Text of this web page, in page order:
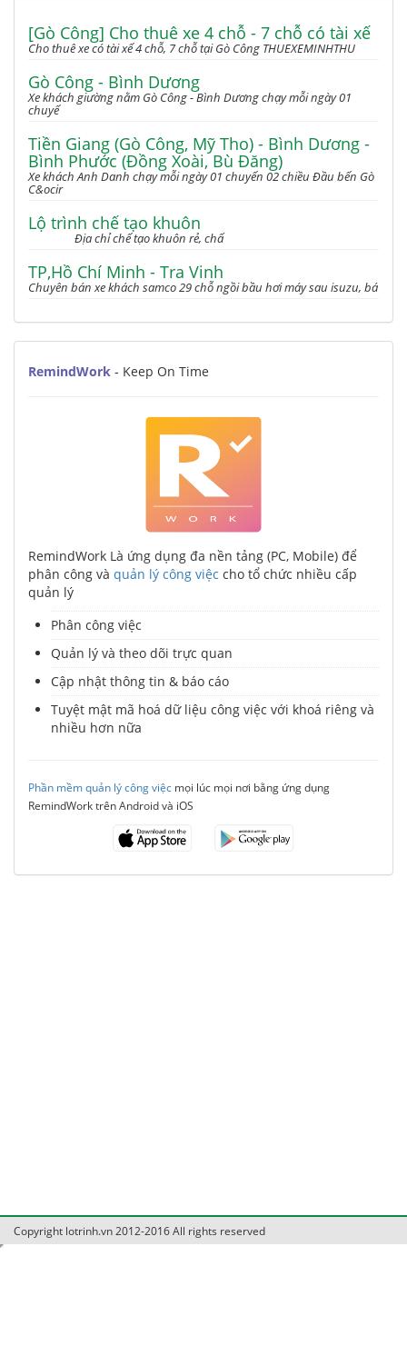
[Gò Công] Cho thuê xe 4 chỗ - 7 chỗ có tài xế
Cho thuê xe có tài xế 4 chỗ, 7 chỗ tại Gò Công THUEXEMINHTHU
Gò Công - Bình Dương
Xe khách giường nằm Gò Công - Bình Dương chạy mỗi ngày 01
chuyế
Tiền Giang (Gò Công, Mỹ Tho) - Bình Dương -
Bình Phước (Đồng Xoài, Bù Đăng)
Xe khách Anh Danh chạy mỗi ngày 01 chuyến 02 chiều Đầu bến Gò
C&ocir
Lộ trình chế tạo khuôn
Địa chỉ chế tạo khuôn rẻ, chấ
TP,Hồ Chí Minh - Tra Vinh
Chuyên bán xe khách samco 29 chỗ ngồi bầu hơi máy sau isuzu, bá
RemindWork - Keep On Time
RemindWork Là ứng dụng đa nền tảng (PC, Mobile) để
phân công và quản lý công việc cho tổ chức nhiều cấp
quản lý
Phân công việc
Quản lý và theo dõi trực quan
Cập nhật thông tin & báo cáo
Tuyệt mật mã hoá dữ liệu công việc với khoá riêng và
nhiều hơn nữa
Phần mềm quản lý công việc mọi lúc mọi nơi bằng ứng dụng
RemindWork trên Android và iOS
Copyright lotrinh.vn 2012-2016 All rights reserved